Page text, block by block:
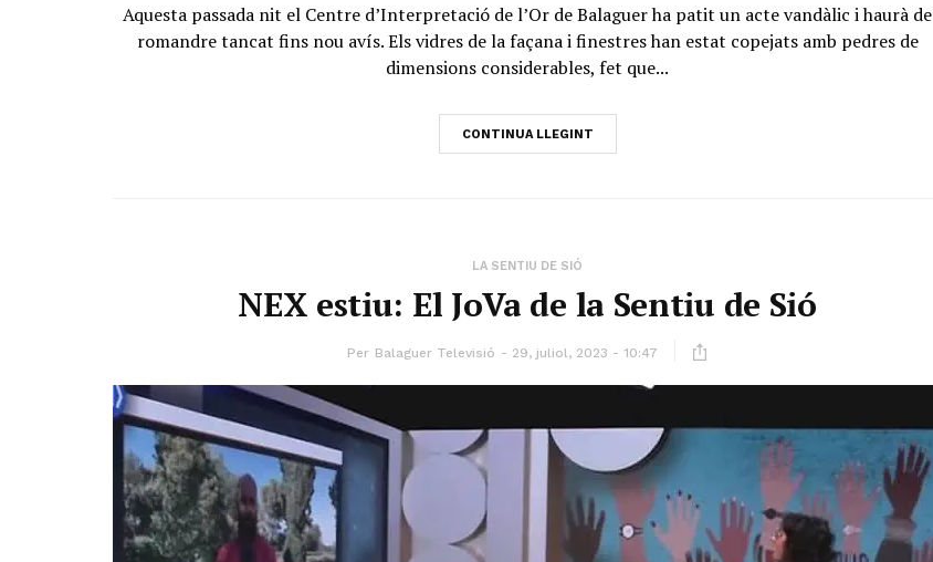
Aquesta passada nit el Centre d’Interpretació de l’Or de Balaguer ha patit un acte vandàlic i haurà de
romandre tancat fins nou avís. Els vidres de la façana i finestres han estat copejats amb pedres de
dimensions considerables, fet que...
CONTINUA LLEGINT
LA SENTIU DE SIÓ
NEX estiu: El JoVa de la Sentiu de Sió
Per Balaguer Televisió 29, juliol, 2023 - 10:47